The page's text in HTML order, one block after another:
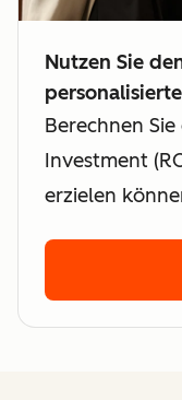
Nutzen Sie
Berechnen
Investment
erzielen